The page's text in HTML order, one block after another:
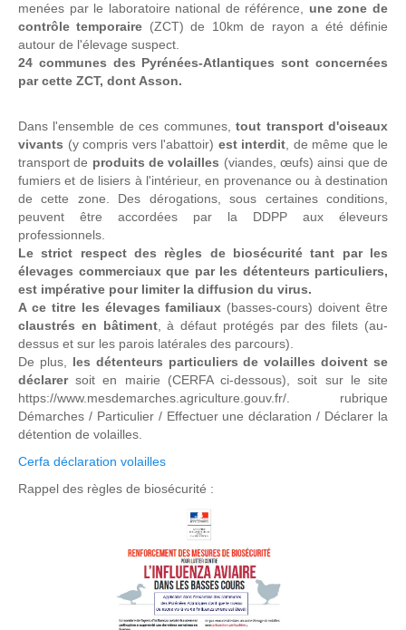
menées par le laboratoire national de référence, une zone de
contrôle temporaire (ZCT) de 10km de rayon a été définie
autour de l'élevage suspect.
24 communes des Pyrénées-Atlantiques sont concernées
par cette ZCT, dont Asson.
Dans l'ensemble de ces communes,tout transport d'oiseaux
vivants (y compris vers l'abattoir) est interdit, de même que le
transport de produits de volailles (viandes, œufs) ainsi que de
fumiers et de lisiers à l'intérieur, en provenance ou à destination
de cette zone. Des dérogations, sous certaines conditions,
peuvent être accordées par la DDPP aux éleveurs
professionnels.
Le strict respect des règles de biosécurité tant par les
élevages commerciaux que par les détenteurs particuliers,
est impérative pour limiter la diffusion du virus.
A ce titre les élevages familiaux (basses-cours) doivent être
claustrés en bâtiment, à défaut protégés par des filets (au-
dessus et sur les parois latérales des parcours).
De plus, les détenteurs particuliers de volailles doivent se
déclarersoit en mairie (CERFA ci-dessous), soit sur le site
https://www.mesdemarches.agriculture.gouv.fr/. rubrique
Démarches / Particulier / Effectuer une déclaration / Déclarer la
détention de volailles.
Cerfa déclaration volailles
Rappel des règles de biosécurité :